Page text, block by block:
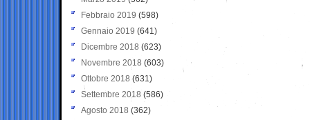
Febbraio 2019 (598)
Gennaio 2019 (641)
Dicembre 2018 (623)
Novembre 2018 (603)
Ottobre 2018 (631)
Settembre 2018 (586)
Agosto 2018 (362)